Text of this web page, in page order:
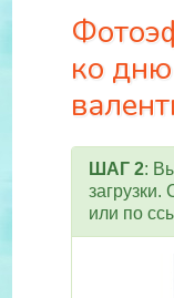
ко дню
ШАГ 2:
загрузки.
или по